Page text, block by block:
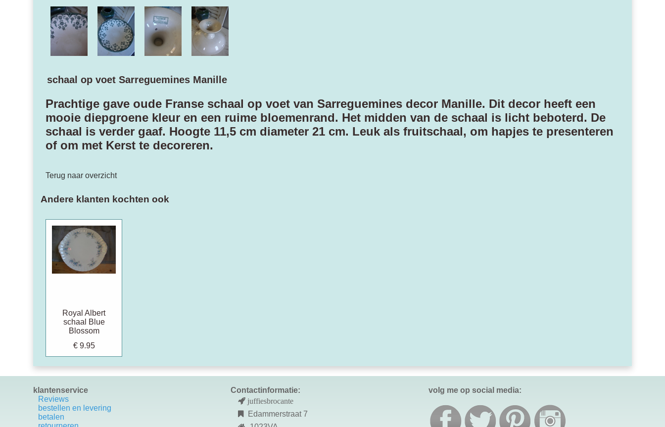
schaal op voet Sarreguemines Manille
Prachtige gave oude Franse schaal op voet van Sarreguemines decor Manille. Dit decor heeft een
mooie diepgroene kleur en een ruime bloemenrand. Het midden van de schaal is licht beboterd. De
schaal is verder gaaf. Hoogte 11,5 cm diameter 21 cm. Leuk als fruitschaal, om hapjes te presenteren
of om met Kerst te decoreren.
Terug naar overzicht
Andere klanten kochten ook
Royal Albert
schaal Blue
Blossom
€ 9.95
klantenservice
Reviews
bestellen en levering
betalen
Contactinformatie:
juffiesbrocante
Edammerstraat 7
volg me op social media: